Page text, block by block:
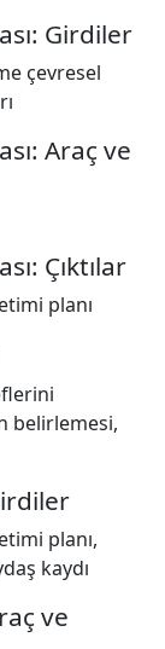
Girdiler
çevresel
Araç ve
Çıktılar
planı
belirlemesi,
planı,
kaydı
ve